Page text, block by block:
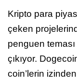
Kripto para
çeken
penguen
çıkıyor.
coin’lerin